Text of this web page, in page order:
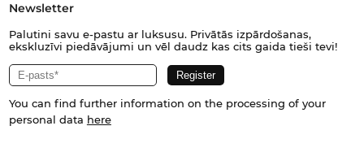
Newsletter
Palutini savu e-pastu ar luksusu. Privātās izpārdošanas,
ekskluzīvi piedāvājumi un vēl daudz kas cits gaida tieši tevi!
You can find further information on the processing of your
personal data here